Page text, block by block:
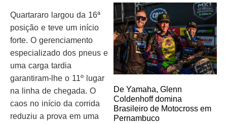
Quartararo largou da 16ª
posição e teve um início
forte. O gerenciamento
especializado dos pneus e
uma carga tardia
garantiram-lhe o 11º lugar
na linha de chegada. O
caos no início da corrida
reduziu a prova em uma
De Yamaha, Glenn
Coldenhoff domina
Brasileiro de Motocross em
Pernambuco